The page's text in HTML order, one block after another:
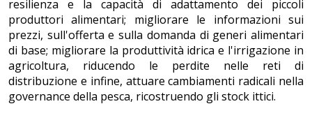
resilienza e la capacità di adattamento dei piccoli
produttori alimentari; migliorare le informazioni sui
prezzi, sull'offerta e sulla domanda di generi alimentari
di base; migliorare la produttività idrica e l'irrigazione in
agricoltura, riducendo le perdite nelle reti di
distribuzione e infine, attuare cambiamenti radicali nella
governance della pesca, ricostruendo gli stock ittici.